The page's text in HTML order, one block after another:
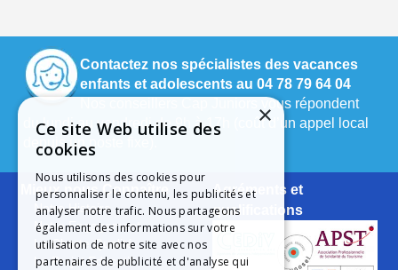
Contactez nos spécialistes des vacances
enfants et adolescents au 04 78 79 64 04
Nos conseillers Cap Juniors vous répondent
du lundi au vendredi de 9h à 17h (coût d’un appel local
depuis un poste fixe).
Mieux nous Connaître
Notre Histoire
Notre Engagement
La Charte Qualité
Le Projet Educatif
Agréments et
qualifications
×
Ce site Web utilise des
cookies
Nous utilisons des cookies pour
personnaliser le contenu, les publicités et
analyser notre trafic. Nous partageons
également des informations sur votre
utilisation de notre site avec nos
partenaires de publicité et d'analyse qui